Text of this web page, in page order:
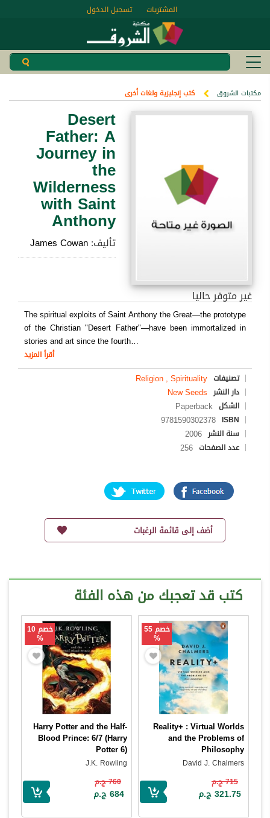
تسجيل الدخول المشتريات
مكتبات الشروق كتب إنجليزية ولغات أخرى
Desert
Father: A
Journey in
the
Wilderness
with Saint
Anthony
تأليف:James Cowan
غير متوفر حاليا
The spiritual exploits of Saint Anthony the Great—the prototype
of the Christian "Desert Father"—have been immortalized in
stories and art since the fourth…
أقرأ المزيد
تصنيفات Religion , Spirituality
دار النشر New Seeds
الشكل Paperback
ISBN
9781590302378
سنة النشر 2006
عدد الصفحات 256
أضف إلى قائمة الرغبات
كتب قد تعجبك من هذه الفئة
خصم 55
%
Reality+ : Virtual Worlds
and the Problems of
Philosophy
David J. Chalmers
715 ج.م
321.75 ج.م
خصم 10
%
Harry Potter and the Half-
Blood Prince: 6/7 (Harry
Potter 6)
J.K. Rowling
760 ج.م
684 ج.م